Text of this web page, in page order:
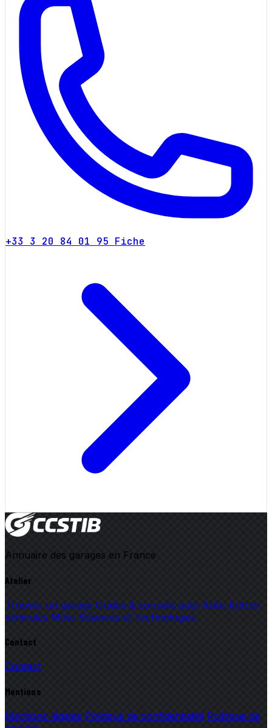
+33 3 20 84 01 95 Fiche
Annuaire des garages en France
Atelier
Trouver un garage Guides & conseils auto Auto Autres
véhicules Moto Sciences et Technologies
Contact
Contact
Mentions
Mentions légales Politique de confidentialité Politique de